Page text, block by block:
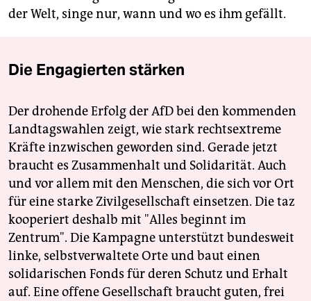
der Welt, singe nur, wann und wo es ihm gefällt.
Die Engagierten stärken
Der drohende Erfolg der AfD bei den kommenden
Landtagswahlen zeigt, wie stark rechtsextreme
Kräfte inzwischen geworden sind. Gerade jetzt
braucht es Zusammenhalt und Solidarität. Auch
und vor allem mit den Menschen, die sich vor Ort
für eine starke Zivilgesellschaft einsetzen. Die taz
kooperiert deshalb mit "Alles beginnt im
Zentrum". Die Kampagne unterstützt bundesweit
linke, selbstverwaltete Orte und baut einen
solidarischen Fonds für deren Schutz und Erhalt
auf. Eine offene Gesellschaft braucht guten, frei